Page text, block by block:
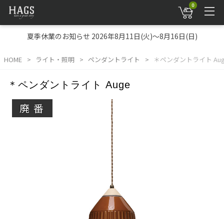
0
夏季休業のお知らせ 2026年8月11日(火)～8月16日(日)
HOME ライト・照明 ペンダントライト ＊ペンダントライト
＊ペンダントライト Auge
廃番